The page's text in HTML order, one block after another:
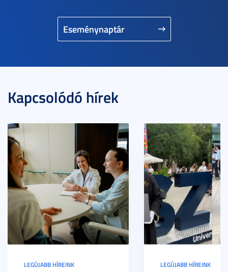
Eseménynaptár
Kapcsolódó hírek
LEGÚJABB HÍREINK LEGÚJABB HÍREINK